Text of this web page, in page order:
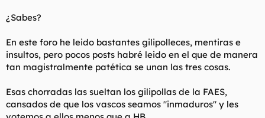
>separatistas del Plan Ibarretxe.
>Como viene siendo norma y costumbre en Álava, el PNV se
>grupo de empresarios capitaneado por Juan Celaya.
>
>Juan Celaya es el propietario del grupo CEGASA, que todos
>Conocerán por las "pilas" y linternas que seguramente habrán
comprado en
>numerosas ocasiones. Puede verlas en
www.cegasa.es
¿Sabes?
En este foro he leido bastantes gilipolleces, mentiras e
insultos, pero pocos posts habré leido en el que de manera
tan magistralmente patética se unan las tres cosas.
Esas chorradas las sueltan los gilipollas de la FAES,
cansados de que los vascos seamos "inmaduros" y les